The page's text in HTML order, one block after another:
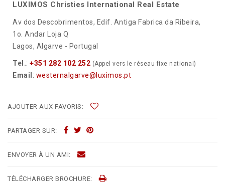
LUXIMOS Christies International Real Estate
Av dos Descobrimentos, Edif. Antiga Fabrica da Ribeira,
1o. Andar Loja Q
Lagos, Algarve - Portugal
Tel.: +351 282 102 252 (Appel vers le réseau fixe national)
Email : westernalgarve@luximos.pt
AJOUTER AUX FAVORIS:
PARTAGER SUR:
ENVOYER À UN AMI:
TÉLÉCHARGER BROCHURE: